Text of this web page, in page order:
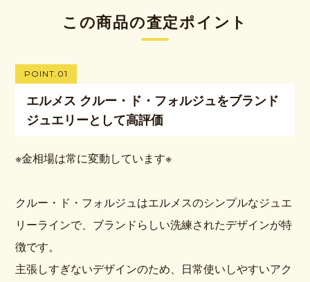
この商品の査定ポイント
POINT.01
エルメス クルー・ド・フォルジュをブランド
ジュエリーとして高評価
※金相場は常に変動しています※
クルー・ド・フォルジュはエルメスのシンプルなジュエ
リーラインで、ブランドらしい洗練されたデザインが特
徴です。
主張しすぎないデザインのため、日常使いしやすいアク